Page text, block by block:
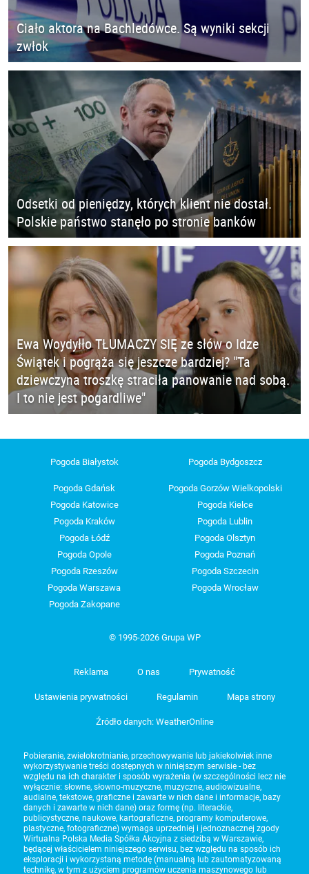
Ciało aktora na Bachledówce. Są wyniki sekcji
zwłok
Odsetki od pieniędzy, których klient nie dostał.
Polskie państwo stanęło po stronie banków
Ewa Woydyłło TŁUMACZY SIĘ ze słów o Idze
Świątek i pogrąża się jeszcze bardziej? "Ta
dziewczyna troszkę straciła panowanie nad sobą.
I to nie jest pogardliwe"
Pogoda Białystok Pogoda Bydgoszcz
Pogoda Gdańsk
Pogoda Gorzów Wielkopolski
Pogoda Katowice
Pogoda Kielce
Pogoda Kraków
Pogoda Lublin
Pogoda Łódź
Pogoda Olsztyn
Pogoda Opole
Pogoda Poznań
Pogoda Rzeszów
Pogoda Szczecin
Pogoda Warszawa
Pogoda Wrocław
Pogoda Zakopane
© 1995-2026 Grupa WP
Reklama O nas Prywatność
Ustawienia prywatności Regulamin Mapa strony
Źródło danych: WeatherOnline
Pobieranie, zwielokrotnianie, przechowywanie lub jakiekolwiek inne
wykorzystywanie treści dostępnych w niniejszym serwisie - bez
względu na ich charakter i sposób wyrażenia (w szczególności lecz nie
wyłącznie: słowne, słowno-muzyczne, muzyczne, audiowizualne,
audialne, tekstowe, graficzne i zawarte w nich dane i informacje, bazy
danych i zawarte w nich dane) oraz formę (np. literackie,
publicystyczne, naukowe, kartograficzne, programy komputerowe,
plastyczne, fotograficzne) wymaga uprzedniej i jednoznacznej zgody
Wirtualna Polska Media Spółka Akcyjna z siedzibą w Warszawie,
będącej właścicielem niniejszego serwisu, bez względu na sposób ich
eksploracji i wykorzystaną metodę (manualną lub zautomatyzowaną
technikę, w tym z użyciem programów uczenia maszynowego lub